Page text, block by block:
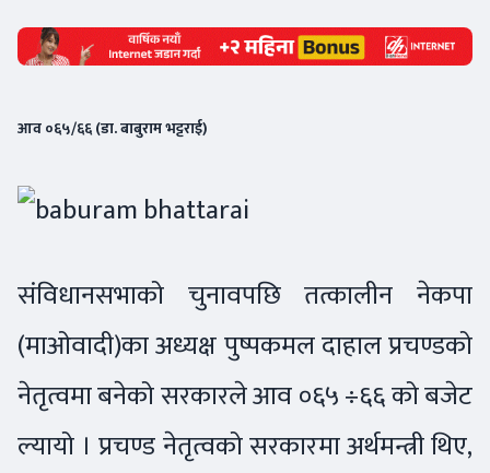
आव ०६५/६६ (डा. बाबुराम भट्टराई)
संविधानसभाको चुनावपछि तत्कालीन नेकपा
(माओवादी)का अध्यक्ष पुष्पकमल दाहाल प्रचण्डको
नेतृत्वमा बनेको सरकारले आव ०६५ ÷६६ को बजेट
ल्यायो । प्रचण्ड नेतृत्वको सरकारमा अर्थमन्त्री थिए,